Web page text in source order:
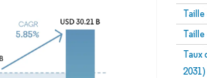
Taux
2031)